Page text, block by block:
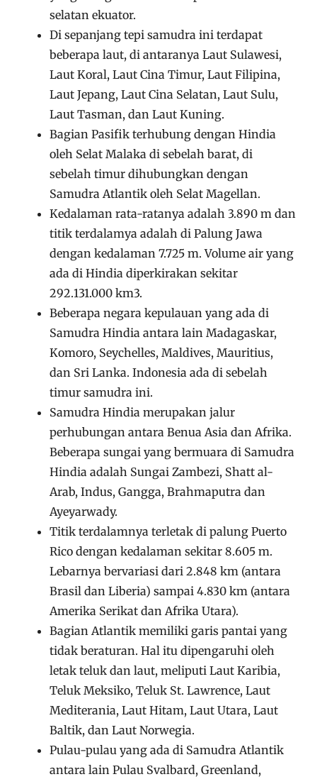
selatan ekuator.
Di sepanjang tepi samudra ini terdapat
beberapa laut, di antaranya Laut Sulawesi,
Laut Koral, Laut Cina Timur, Laut Filipina,
Laut Jepang, Laut Cina Selatan, Laut Sulu,
Laut Tasman, dan Laut Kuning.
Bagian Pasifik terhubung dengan Hindia
oleh Selat Malaka di sebelah barat, di
sebelah timur dihubungkan dengan
Samudra Atlantik oleh Selat Magellan.
Kedalaman rata-ratanya adalah 3.890 m dan
titik terdalamya adalah di Palung Jawa
dengan kedalaman 7.725 m. Volume air yang
ada di Hindia diperkirakan sekitar
292.131.000 km3.
Beberapa negara kepulauan yang ada di
Samudra Hindia antara lain Madagaskar,
Komoro, Seychelles, Maldives, Mauritius,
dan Sri Lanka. Indonesia ada di sebelah
timur samudra ini.
Samudra Hindia merupakan jalur
perhubungan antara Benua Asia dan Afrika.
Beberapa sungai yang bermuara di Samudra
Hindia adalah Sungai Zambezi, Shatt al-
Arab, Indus, Gangga, Brahmaputra dan
Ayeyarwady.
Titik terdalamnya terletak di palung Puerto
Rico dengan kedalaman sekitar 8.605 m.
Lebarnya bervariasi dari 2.848 km (antara
Brasil dan Liberia) sampai 4.830 km (antara
Amerika Serikat dan Afrika Utara).
Bagian Atlantik memiliki garis pantai yang
tidak beraturan. Hal itu dipengaruhi oleh
letak teluk dan laut, meliputi Laut Karibia,
Teluk Meksiko, Teluk St. Lawrence, Laut
Mediterania, Laut Hitam, Laut Utara, Laut
Baltik, dan Laut Norwegia.
Pulau-pulau yang ada di Samudra Atlantik
antara lain Pulau Svalbard, Greenland,